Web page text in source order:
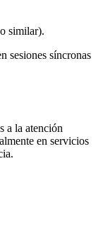
similar).
sesiones síncronas
a la atención
en servicios